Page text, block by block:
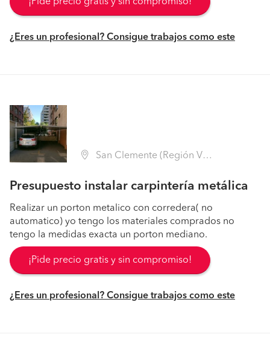
¿Eres un profesional? Consigue trabajos como este
San Clemente (Región VII Maule - Talca)
Presupuesto instalar carpintería metálica
Realizar un porton metalico con corredera( no
automatico) yo tengo los materiales comprados no
tengo la medidas exacta un porton mediano.
¡Pide precio gratis y sin compromiso!
¿Eres un profesional? Consigue trabajos como este